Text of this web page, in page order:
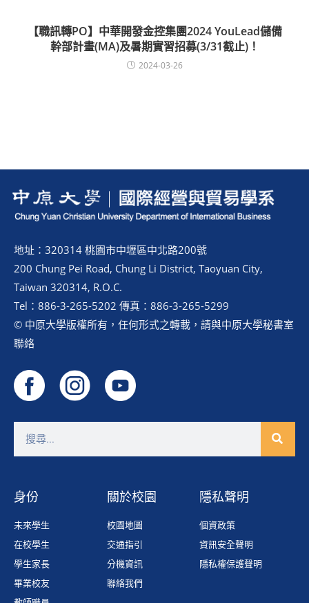
【職訊轉PO】中華開發金控集團2024 YouLead儲備
幹部計畫(MA)及暑期實習招募(3/31截止)！
2024-03-26
地址：320314 桃園市中壢區中北路200號
200 Chung Pei Road, Chung Li District, Taoyuan City,
Taiwan 320314, R.O.C.
Tel：886-3-265-5202 傳真：886-3-265-5299
© 中原大學版權所有，任何形式之轉載，請與中原大學秘書室
聯絡
身份
未來學生
在校學生
學生家長
畢業校友
關於校園
校園地圖
交通指引
分機資訊
聯絡我們
隱私聲明
個資政策
資訊安全聲明
隱私權保護聲明